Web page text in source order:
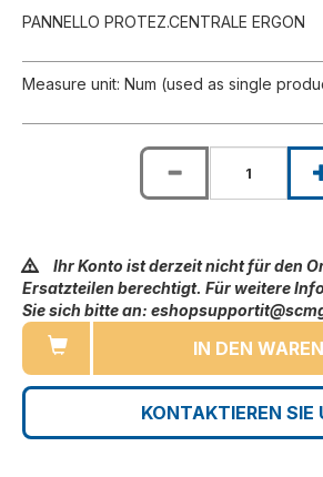
PANNELLO PROTEZ.CENTRALE ERGON
Measure unit: Num (used as single
Ihr Konto ist derzeit nicht für den
Ersatzteilen berechtigt. Für weitere
Sie sich bitte an:
IN DEN
KONTAKTIEREN SIE